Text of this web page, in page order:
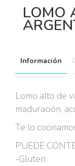
LOMO
Información
Lomo alto de
maduración,
Te lo
PUEDE
-Gluten